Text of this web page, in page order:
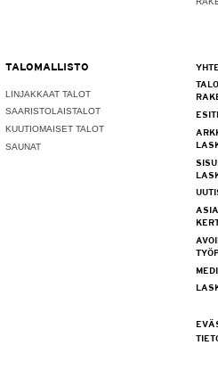
TALOMALLISTO
LINJAKKAAT TALOT
SAARISTOLAISTALOT
KUUTIOMAISET TALOT
SAUNAT